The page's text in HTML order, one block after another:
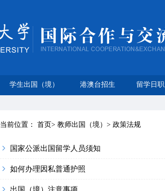
学生出国（境） 港澳台招生 留学日职
当前位置： 首页> 教师出国（境） > 政策法规
国家公派出国留学人员须知
如何办理因私普通护照